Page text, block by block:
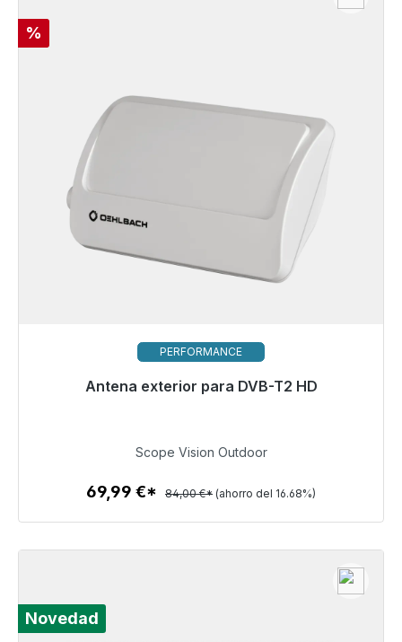
Descuento
%
PERFORMANCE
Antena exterior para DVB-T2 HD
Pronto disponible de nuevo
Detalles
Scope Vision Outdoor
69,99 €* 84,00 €* (ahorro del 16.68%)
Novedad